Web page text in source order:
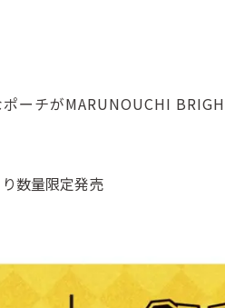
ーチがMARUNOUCHI
数量限定発売